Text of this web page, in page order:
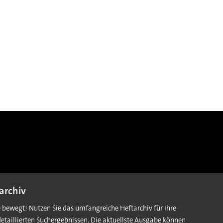
bewegt! Nutzen Sie das umfangreiche Heftarchiv für Ihre
Suchergebnissen. Die aktuellste Ausgabe können